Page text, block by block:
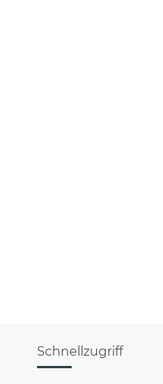
Schnellzugriff